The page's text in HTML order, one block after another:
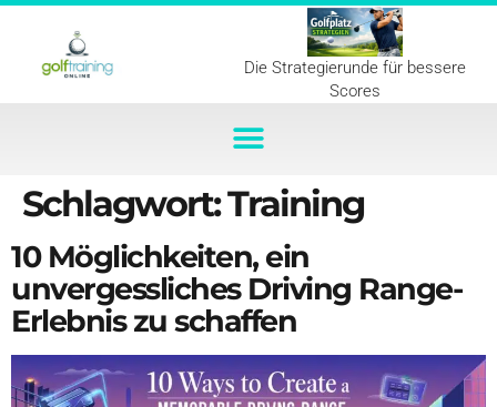
Die Strategierunde für bessere
Scores
Schlagwort:Training
10 Möglichkeiten, ein
unvergessliches Driving Range-
Erlebnis zu schaffen